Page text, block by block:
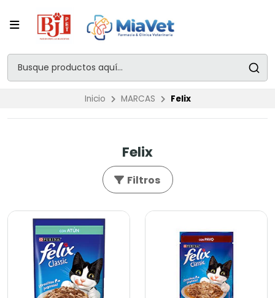
Inicio MARCAS Felix
Felix
Filtros